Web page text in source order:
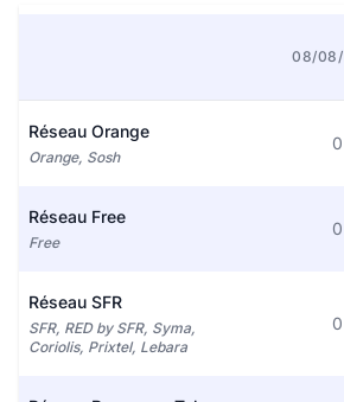
08/08/
Réseau Orange
Orange, Sosh
0
Réseau Free
Free
0
Réseau SFR
SFR, RED by SFR, Syma,
Coriolis, Prixtel, Lebara
0